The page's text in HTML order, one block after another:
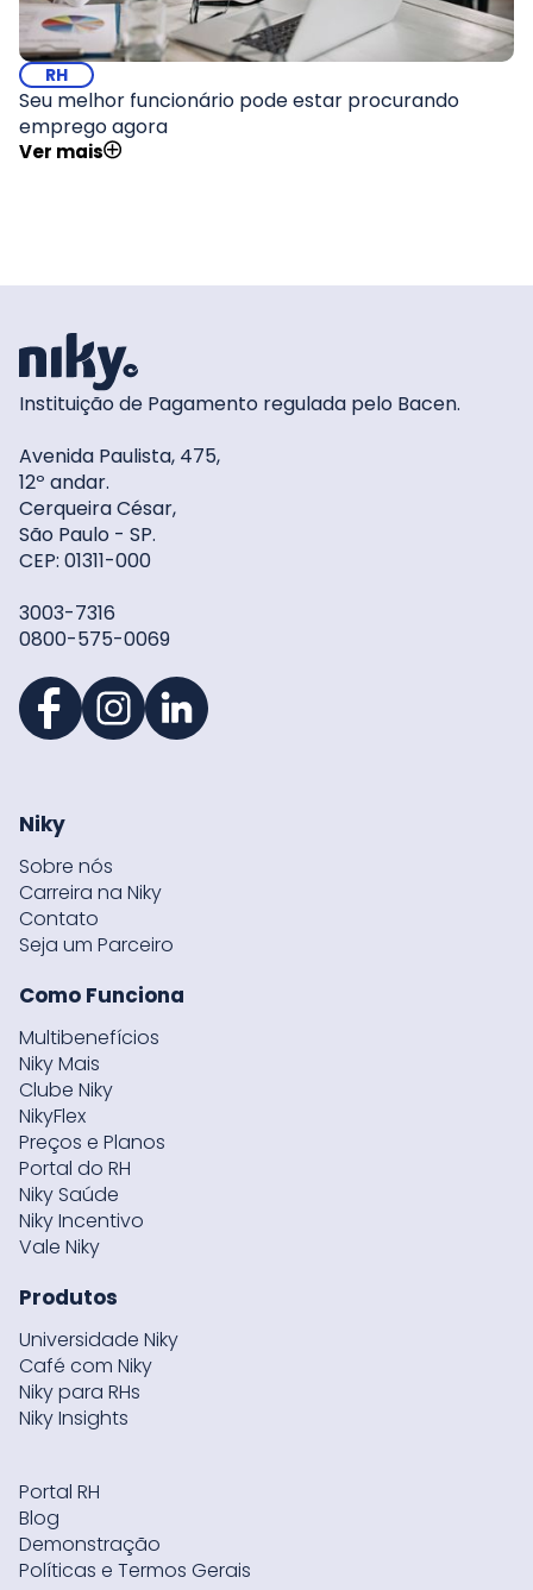
RH
Seu melhor funcionário pode estar procurando
emprego agora
Ver mais
Instituição de Pagamento regulada pelo Bacen.
Avenida Paulista, 475,
12º andar.
Cerqueira César,
São Paulo - SP.
CEP: 01311-000
3003-7316
0800-575-0069
Niky
Sobre nós
Carreira na Niky
Contato
Seja um Parceiro
Como Funciona
Multibenefícios
Niky Mais
Clube Niky
NikyFlex
Preços e Planos
Portal do RH
Niky Saúde
Niky Incentivo
Vale Niky
Produtos
Universidade Niky
Café com Niky
Niky para RHs
Niky Insights
Portal RH
Blog
Demonstração
Políticas e Termos Gerais